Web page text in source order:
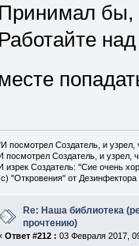
Принимал бы,
Работайте
посмотрел Создатель, и
посмотрел Создатель, и узрел,
изрек Создатель: "Сие очень
"Откровения" от Дезинфектора
Re: Наша библиотека
прочтению)
Ответ #212 : 03 Февраля 2017,